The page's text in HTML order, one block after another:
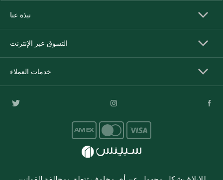
نبذة عنا
التسوق عبر الإنترنت
خدمات العملاء